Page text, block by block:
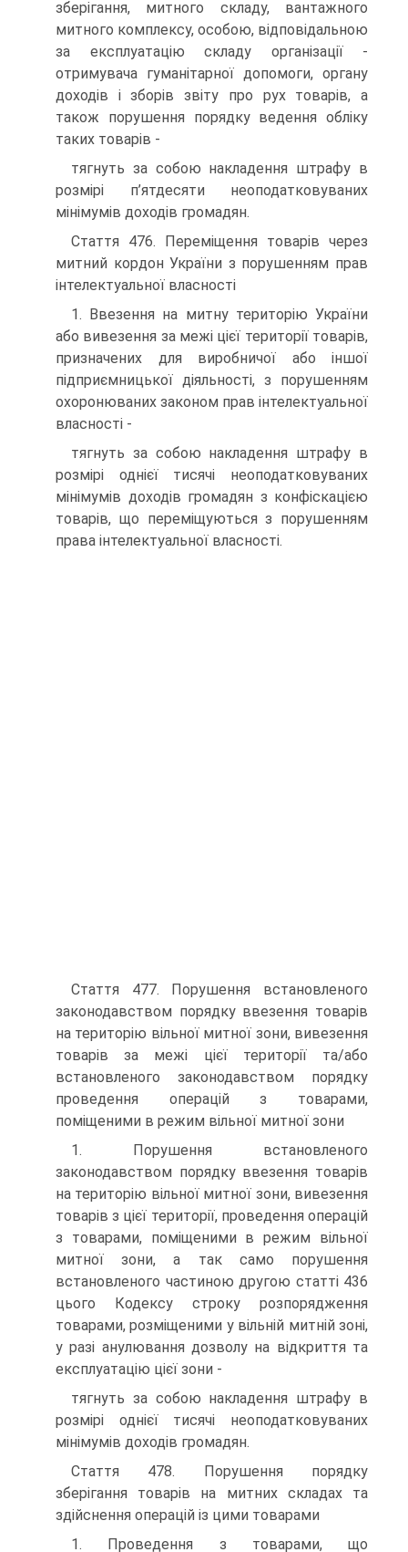
зберігання, митного складу, вантажного
митного комплексу, особою, відповідальною
за експлуатацію складу організації -
отримувача гуманітарної допомоги, органу
доходів і зборів звіту про рух товарів, а
також порушення порядку ведення обліку
таких товарів -
тягнуть за собою накладення штрафу в
розмірі п’ятдесяти неоподатковуваних
мінімумів доходів громадян.
Стаття 476. Переміщення товарів через
митний кордон України з порушенням прав
інтелектуальної власності
1. Ввезення на митну територію України
або вивезення за межі цієї території товарів,
призначених для виробничої або іншої
підприємницької діяльності, з порушенням
охоронюваних законом прав інтелектуальної
власності -
тягнуть за собою накладення штрафу в
розмірі однієї тисячі неоподатковуваних
мінімумів доходів громадян з конфіскацією
товарів, що переміщуються з порушенням
права інтелектуальної власності.
Стаття 477. Порушення встановленого
законодавством порядку ввезення товарів
на територію вільної митної зони, вивезення
товарів за межі цієї території та/або
встановленого законодавством порядку
проведення операцій з товарами,
поміщеними в режим вільної митної зони
1. Порушення встановленого
законодавством порядку ввезення товарів
на територію вільної митної зони, вивезення
товарів з цієї території, проведення операцій
з товарами, поміщеними в режим вільної
митної зони, а так само порушення
встановленого частиною другою статті 436
цього Кодексу строку розпорядження
товарами, розміщеними у вільній митній зоні,
у разі анулювання дозволу на відкриття та
експлуатацію цієї зони -
тягнуть за собою накладення штрафу в
розмірі однієї тисячі неоподатковуваних
мінімумів доходів громадян.
Стаття 478. Порушення порядку
зберігання товарів на митних складах та
здійснення операцій із цими товарами
1. Проведення з товарами, що